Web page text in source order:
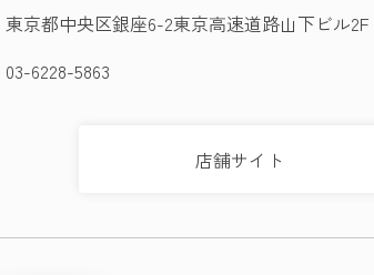
東京都中央区銀座6-2東京高速道路山下ビル2F
03-6228-5863
店舗サイト